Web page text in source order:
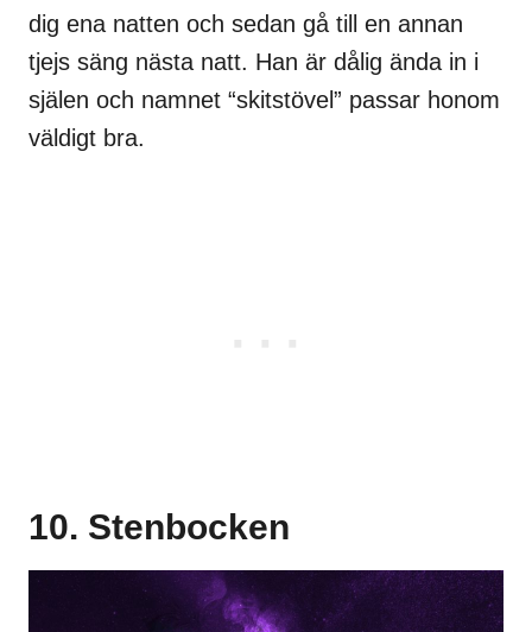
dig ena natten och sedan gå till en annan
tjejs säng nästa natt. Han är dålig ända in i
själen och namnet “skitstövel” passar honom
väldigt bra.
10. Stenbocken